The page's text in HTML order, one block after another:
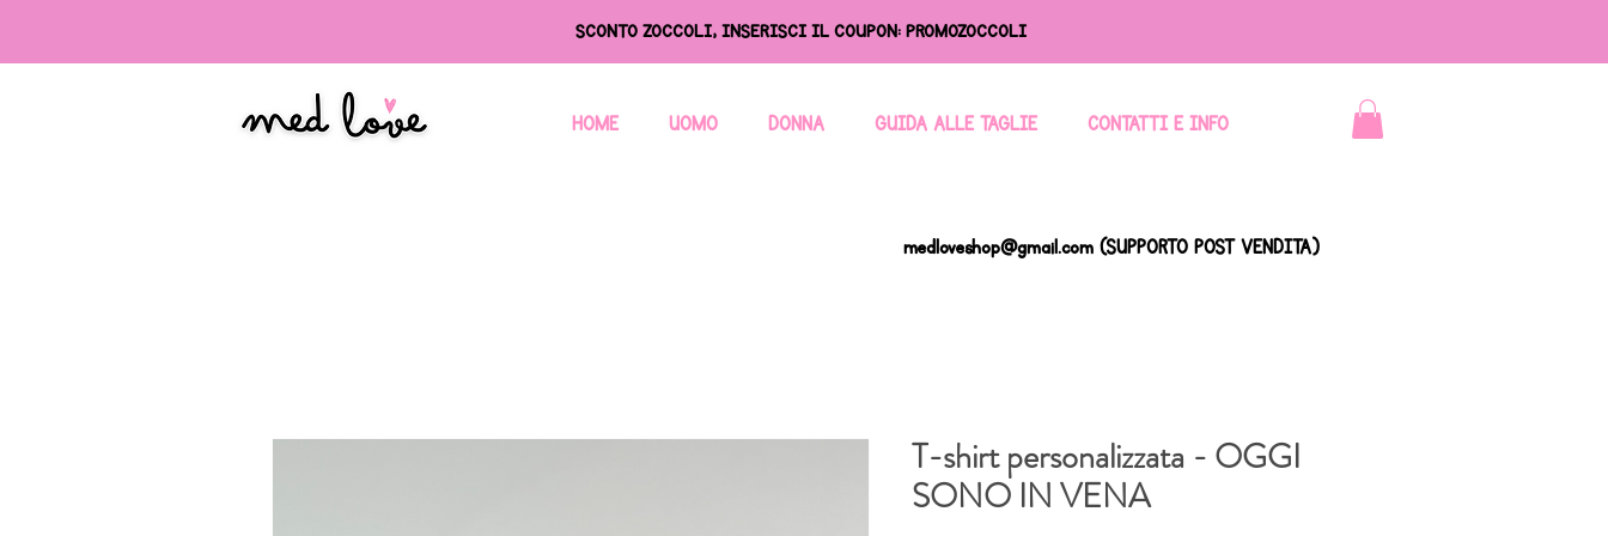
SCONTO ZOCCOLI, INSERISCI IL COUPON: PROMOZOCCOLI
HOME UOMO DONNA GUIDA ALLE TAGLIE CONTATTI E INFO
medloveshop@gmail.com(SUPPORTO POST VENDITA)
T-shirt personalizzata - OGGI
SONO IN VENA